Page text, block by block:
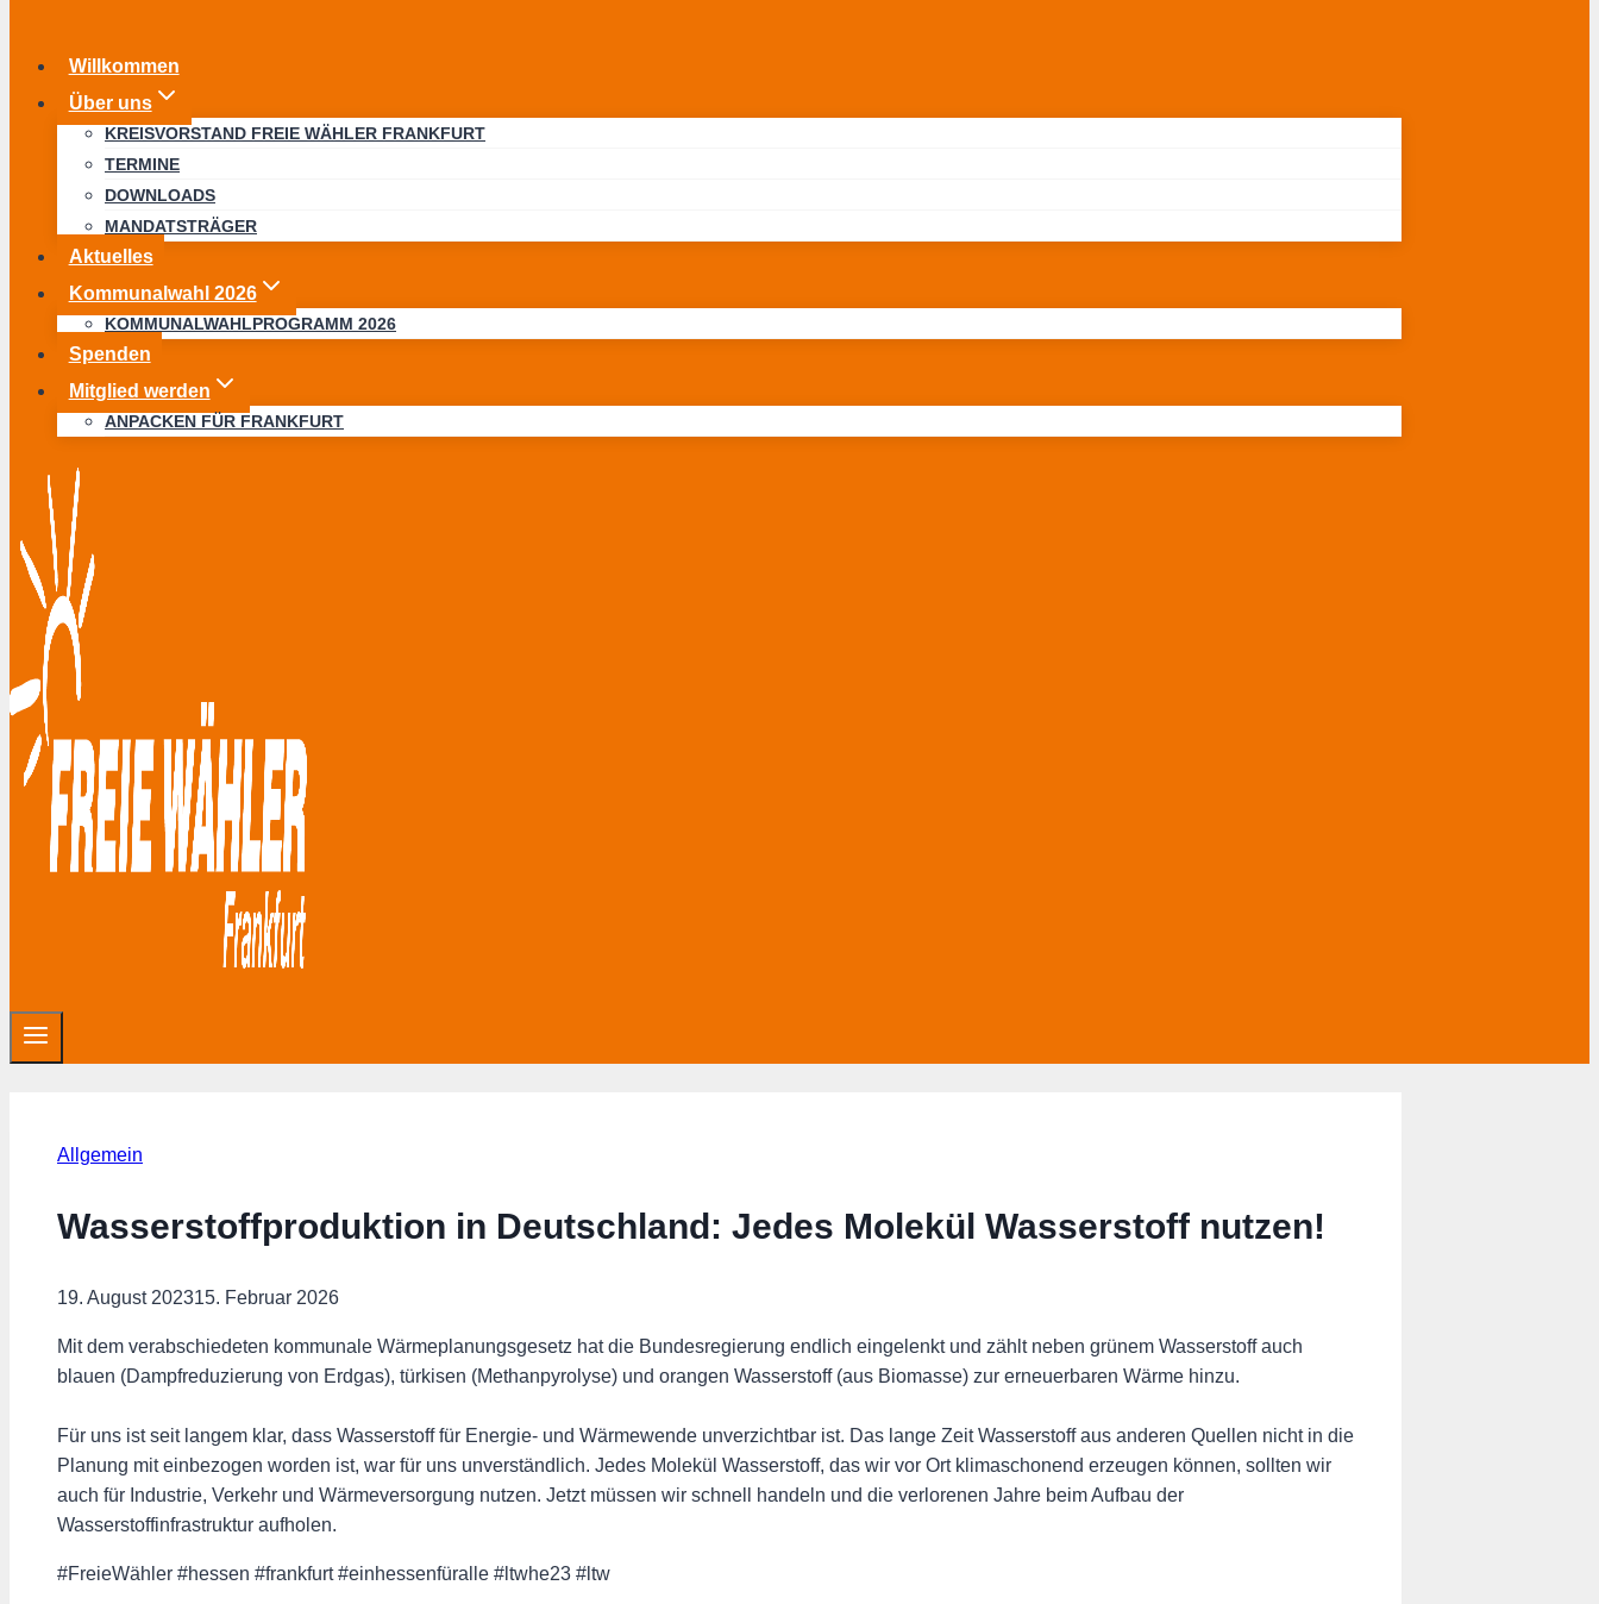
Willkommen
Über uns
KREISVORSTAND FREIE WÄHLER FRANKFURT
TERMINE
DOWNLOADS
MANDATSTRÄGER
Aktuelles
Kommunalwahl 2026
KOMMUNALWAHLPROGRAMM 2026
Spenden
Mitglied werden
ANPACKEN FÜR FRANKFURT
Allgemein
Wasserstoffproduktion in Deutschland: Jedes Molekül Wasserstoff nutzen!
19. August 202315. Februar 2026
Mit dem verabschiedeten kommunale Wärmeplanungsgesetz hat die Bundesregierung endlich eingelenkt und zählt neben grünem Wasserstoff auch
blauen (Dampfreduzierung von Erdgas), türkisen (Methanpyrolyse) und orangen Wasserstoff (aus Biomasse) zur erneuerbaren Wärme hinzu.
Für uns ist seit langem klar, dass Wasserstoff für Energie- und Wärmewende unverzichtbar ist. Das lange Zeit Wasserstoff aus anderen Quellen nicht in die
Planung mit einbezogen worden ist, war für uns unverständlich. Jedes Molekül Wasserstoff, das wir vor Ort klimaschonend erzeugen können, sollten wir
auch für Industrie, Verkehr und Wärmeversorgung nutzen. Jetzt müssen wir schnell handeln und die verlorenen Jahre beim Aufbau der
Wasserstoffinfrastruktur aufholen.
#FreieWähler #hessen #frankfurt #einhessenfüralle #ltwhe23 #ltw